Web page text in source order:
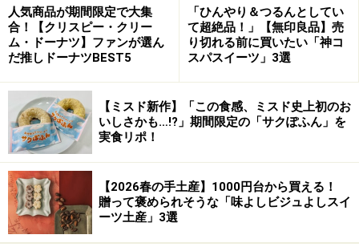
きます。
スイーツの基礎の部分は工房“BON Sweets&Congrats!”で
ツをサービスしています。
またこのお店はスイーツにワインやシャンパン、ディジ
ェスティフ（食後酒）などをセットにした「マリアージ
ュ」を提案。
お酒とスイーツのマリアージュを楽しむお店としては、
先駆者的な存在です。
人気商品が期間限定で大集
合！【クリスピー・クリー
ム・ドーナツ】ファンが選ん
だ推しドーナツBEST5
「ひんやり＆つるんとしてい
て超絶品！」【無印良品】売
り切れる前に買いたい「神コ
スパスイーツ」3選
【ミスド新作】「この食感、ミスド史上初のお
いしさかも…!?」期間限定の「サクぽふん」を
実食リポ！
【2026春の手土産】1000円台から買える！
贈って褒められそうな「味よしビジュよしスイ
ーツ土産」3選